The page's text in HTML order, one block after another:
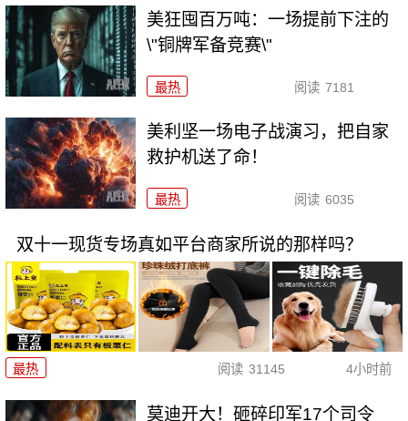
美狂囤百万吨：一场提前下注的
\"铜牌军备竞赛\"
最热 阅读 7181
美利坚一场电子战演习，把自家
救护机送了命！
最热 阅读 6035
双十一现货专场真如平台商家所说的那样吗？
最热 阅读 31145 4小时前
莫迪开大！砸碎印军17个司令